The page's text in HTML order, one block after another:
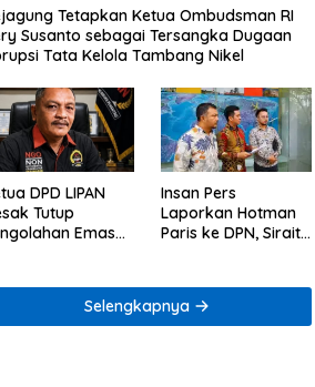
Tetapkan Ketua Ombudsman RI
Susanto sebagai Tersangka Dugaan
Tata Kelola Tambang Nikel
DPD LIPAN
Tutup
Emas
Insan Pers
Laporkan Hotman
Paris ke DPN, Sirait
Etik
Selengkapnya